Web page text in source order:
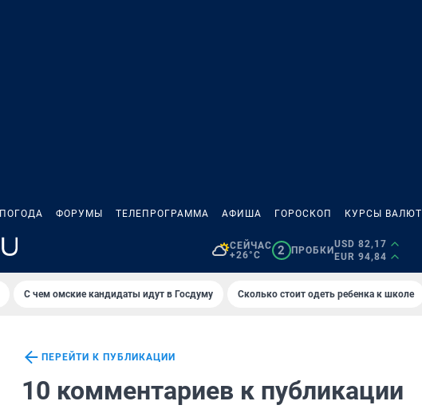
ПОГОДА ФОРУМЫ ТЕЛЕПРОГРАММА АФИША ГОРОСКОП КУРСЫ ВАЛЮТ
СЕЙЧАС
+26°C
2 ПРОБКИ
USD 82,17
EUR 94,84
С чем омские кандидаты идут в Госдуму Сколько стоит одеть ребенка к школе
ПЕРЕЙТИ К ПУБЛИКАЦИИ
10 комментариев к публикации